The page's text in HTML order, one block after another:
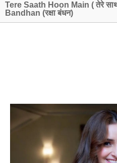
Tere Saath Hoon Main ( तेरे
Bandhan (रक्षा बंधन)